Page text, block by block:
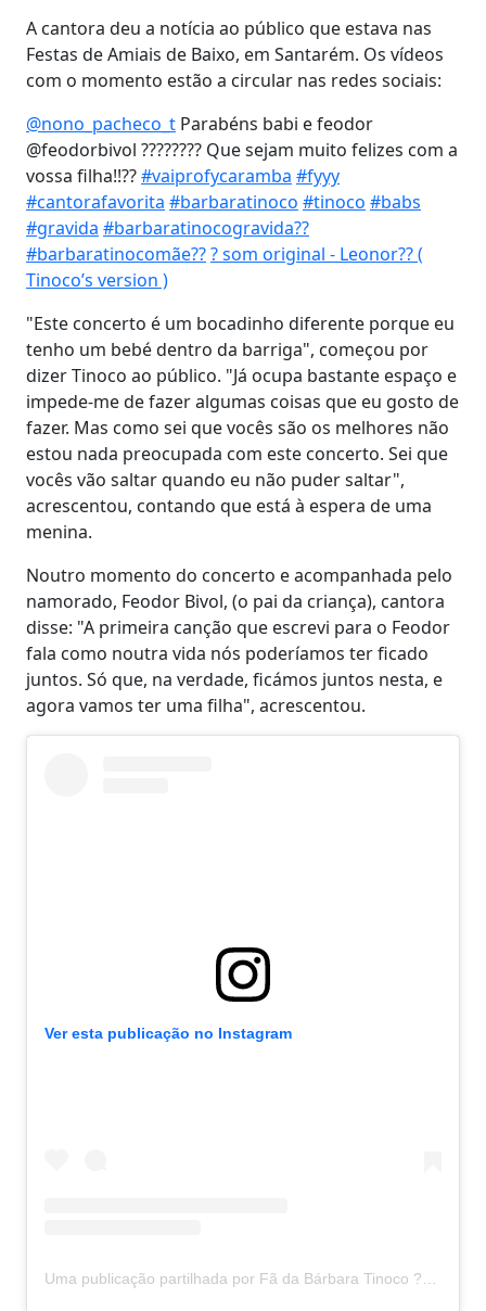
A cantora deu a notícia ao público que estava nas
Festas de Amiais de Baixo, em Santarém. Os vídeos
com o momento estão a circular nas redes sociais:
@nono_pacheco_t Parabéns babi e feodor
@feodorbivol ???????? Que sejam muito felizes com a
vossa filha!!??#vaiprofycaramba #fyyy
#cantorafavorita #barbaratinoco #tinoco #babs
#gravida #barbaratinocogravida??
#barbaratinocomãe??? som original - Leonor?? (
Tinoco’s version )
"Este concerto é um bocadinho diferente porque eu
tenho um bebé dentro da barriga", começou por
dizer Tinoco ao público. "Já ocupa bastante espaço e
impede-me de fazer algumas coisas que eu gosto de
fazer. Mas como sei que vocês são os melhores não
estou nada preocupada com este concerto. Sei que
vocês vão saltar quando eu não puder saltar",
acrescentou, contando que está à espera de uma
menina.
Noutro momento do concerto e acompanhada pelo
namorado, Feodor Bivol, (o pai da criança), cantora
disse: "A primeira canção que escrevi para o Feodor
fala como noutra vida nós poderíamos ter ficado
juntos. Só que, na verdade, ficámos juntos nesta, e
agora vamos ter uma filha", acrescentou.
Ver esta publicação no Instagram